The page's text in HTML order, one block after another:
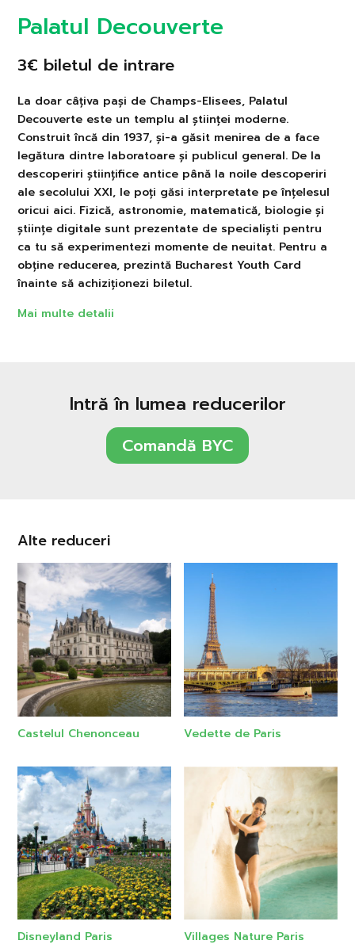
Palatul Decouverte
3€ biletul de intrare
La doar câțiva pași de Champs-Elisees, Palatul
Decouverte este un templu al științei moderne.
Construit încă din 1937, și-a găsit menirea de a face
legătura dintre laboratoare și publicul general. De la
descoperiri științifice antice până la noile descoperiri
ale secolului XXI, le poți găsi interpretate pe înțelesul
oricui aici. Fizică, astronomie, matematică, biologie și
științe digitale sunt prezentate de specialiști pentru
ca tu să experimentezi momente de neuitat. Pentru a
obține reducerea, prezintă Bucharest Youth Card
înainte să achiziționezi biletul.
Mai multe detalii
Intră în lumea reducerilor
Comandă BYC
Alte reduceri
Castelul Chenonceau Vedette de Paris
Disneyland Paris Villages Nature Paris